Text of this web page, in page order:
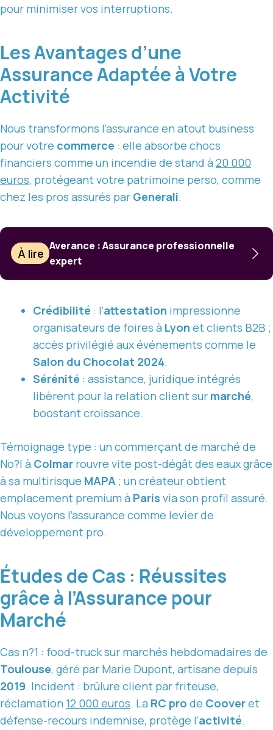
pour minimiser vos interruptions.
Les Avantages d’une
Assurance Adaptée à Votre
Activité
Nous transformons l’assurance en atout business
pour votre commerce : elle absorbe chocs
financiers comme un incendie de stand à 20 000
euros, protégeant votre patrimoine perso, comme
chez les pros assurés par Generali.
À lire
Averance : Assurance professionnelle
expert
Crédibilité : l’attestation impressionne
organisateurs de foires à Lyon et clients B2B ;
accès privilégié aux événements comme le
Salon du Chocolat 2024.
Sérénité : assistance, juridique intégrés
libèrent pour la relation client sur marché,
boostant croissance.
Témoignage type : un commerçant de marché de
No?l à Colmar rouvre vite post-dégât des eaux grâce
à sa multirisque MAPA ; un créateur obtient
emplacement premium à Paris via son profil assuré.
Nous voyons l’assurance comme levier de
développement pro.
Études de Cas : Réussites
grâce à l’Assurance pour
Marché
Cas n?1 : food-truck sur marchés hebdomadaires de
Toulouse, géré par Marie Dupont, artisane depuis
2019. Incident : brûlure client par friteuse,
réclamation 12 000 euros. La RC pro de Cooveret
défense-recours indemnise, protège l’activité.